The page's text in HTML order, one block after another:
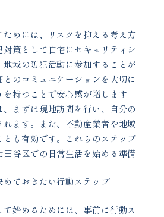
めには、リスクを抑える考え方
策として自宅にセキュリティシ
域の防犯活動に参加することが
のコミュニケーションを大切に
持つことで安心感が増します。
まずは現地訪問を行い、自分の
ます。また、不動産業者や地域
も有効です。これらのステップ
谷区での日常生活を始める準備
ておきたい行動ステップ
始めるためには、事前に行動ス